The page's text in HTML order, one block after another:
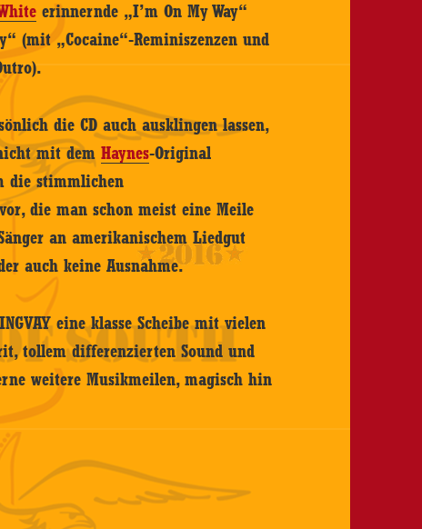
erinnernde „I’m On My Way“
(mit „Cocaine“-Reminiszenzen und
die CD auch ausklingen lassen,
mit demHaynes-Original
die stimmlichen
die man schon meist eine Meile
an amerikanischem Liedgut
auch keine Ausnahme.
eine klasse Scheibe mit vielen
tollem differenzierten Sound und
weitere Musikmeilen, magisch hin